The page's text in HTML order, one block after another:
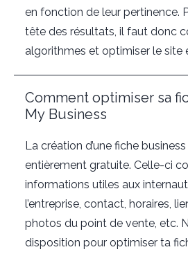
en fonction de leur pertinence.
tête des résultats, il faut donc
algorithmes et optimiser le site
Comment optimiser sa
My Business
La création d’une fiche
entièrement gratuite. Celle-ci
informations utiles aux
l’entreprise, contact, horaires,
photos du point de vente, etc.
disposition pour optimiser ta